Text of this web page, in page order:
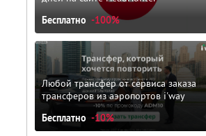
Бесплатно -100%
Любой трансфер от сервиса заказа
трансферов из аэропортов i'way
Бесплатно -10%